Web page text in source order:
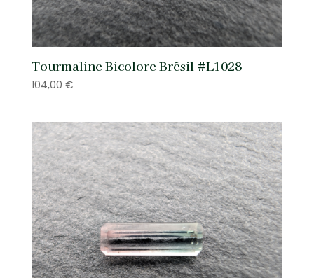
Tourmaline Bicolore Brésil #L1028
104,00 €